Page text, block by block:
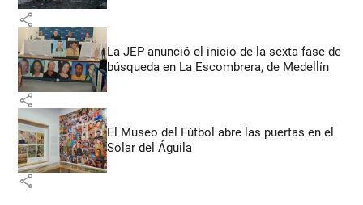
share
La JEP anunció el inicio de la sexta fase de
búsqueda en La Escombrera, de Medellín
share
El Museo del Fútbol abre las puertas en el
Solar del Águila
share